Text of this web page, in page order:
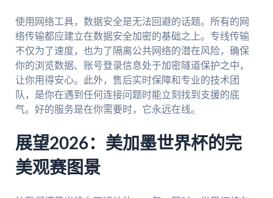
使用网络工具，数据安全是无法回避的话题。所有的网
络传输都应建立在数据安全加密的基础之上。专线传输
不仅为了速度，也为了隔离公共网络的潜在风险，确保
你的浏览数据、账号登录信息处于加密隧道保护之中，
让你用得安心。此外，售后实时保障和专业的技术团
队，是你在遇到任何连接问题时能立刻找到支援的底
气。好的服务是在你需要时，它永远在线。
展望2026：美加墨世界杯的完
美观赛图景